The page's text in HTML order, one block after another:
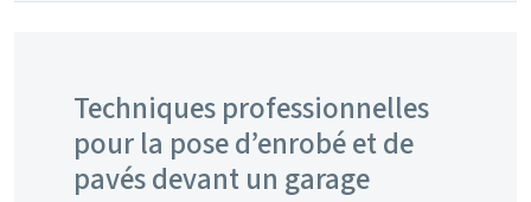
Techniques professionnelles
pour la pose d’enrobé et de
pavés devant un garage